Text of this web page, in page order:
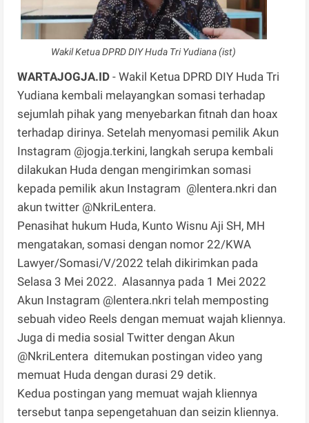
Wakil Ketua DPRD DIY Huda Tri Yudiana (ist)
WARTAJOGJA.ID - Wakil Ketua DPRD DIY Huda Tri
Yudiana kembali melayangkan somasi terhadap
sejumlah pihak yang menyebarkan fitnah dan hoax
terhadap dirinya. Setelah menyomasi pemilik Akun
Instagram @jogja.terkini, langkah serupa kembali
dilakukan Huda dengan mengirimkan somasi
kepada pemilik akun Instagram @lentera.nkri dan
akun twitter @NkriLentera.
Penasihat hukum Huda, Kunto Wisnu Aji SH, MH
mengatakan, somasi dengan nomor 22/KWA
Lawyer/Somasi/V/2022 telah dikirimkan pada
Selasa 3 Mei 2022. Alasannya pada 1 Mei 2022
Akun Instagram @lentera.nkri telah memposting
sebuah video Reels dengan memuat wajah kliennya.
Juga di media sosial Twitter dengan Akun
@NkriLentera ditemukan postingan video yang
memuat Huda dengan durasi 29 detik.
Kedua postingan yang memuat wajah kliennya
tersebut tanpa sepengetahuan dan seizin kliennya.